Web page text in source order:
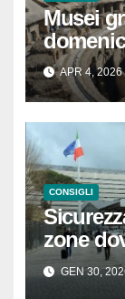
Musei
davvero
dintorni
APR 4, 2026
CONSIGLI
zone
consigli
sereni
GEN 30,